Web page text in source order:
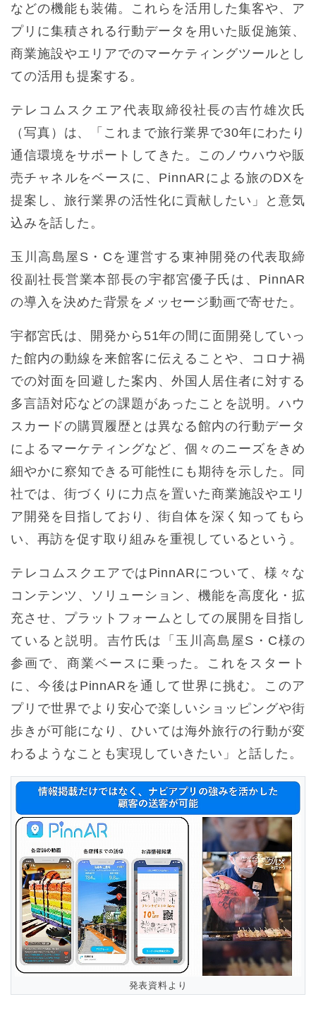
などの機能も装備。これらを活用した集客や、ア
プリに集積される行動データを用いた販促施策、
商業施設やエリアでのマーケティングツールとし
ての活用も提案する。
テレコムスクエア代表取締役社長の吉竹雄次氏
（写真）は、「これまで旅行業界で30年にわたり
通信環境をサポートしてきた。このノウハウや販
売チャネルをベースに、PinnARによる旅のDXを
提案し、旅行業界の活性化に貢献したい」と意気
込みを話した。
玉川高島屋S・Cを運営する東神開発の代表取締
役副社長営業本部長の宇都宮優子氏は、PinnAR
の導入を決めた背景をメッセージ動画で寄せた。
宇都宮氏は、開発から51年の間に面開発していっ
た館内の動線を来館客に伝えることや、コロナ禍
での対面を回避した案内、外国人居住者に対する
多言語対応などの課題があったことを説明。ハウ
スカードの購買履歴とは異なる館内の行動データ
によるマーケティングなど、個々のニーズをきめ
細やかに察知できる可能性にも期待を示した。同
社では、街づくりに力点を置いた商業施設やエリ
ア開発を目指しており、街自体を深く知ってもら
い、再訪を促す取り組みを重視しているという。
テレコムスクエアではPinnARについて、様々な
コンテンツ、ソリューション、機能を高度化・拡
充させ、プラットフォームとしての展開を目指し
ていると説明。吉竹氏は「玉川高島屋S・C様の
参画で、商業ベースに乗った。これをスタート
に、今後はPinnARを通して世界に挑む。このア
プリで世界でより安心で楽しいショッピングや街
歩きが可能になり、ひいては海外旅行の行動が変
わるようなことも実現していきたい」と話した。
発表資料より